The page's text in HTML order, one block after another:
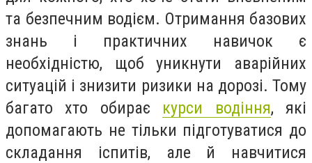
та безпечним водієм. Отримання базових
знань і практичних навичок є
необхідністю, щоб уникнути аварійних
ситуацій і знизити ризики на дорозі. Тому
багато хто обирає курси водіння, які
допомагають не тільки підготуватися до
складання іспитів, але й навчитися